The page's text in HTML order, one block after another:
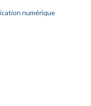
numérique